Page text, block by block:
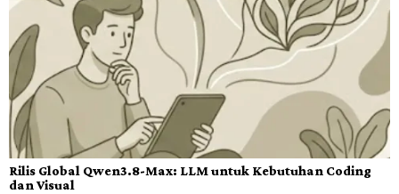
Rilis Global Qwen3.8-Max: LLM untuk Kebutuhan Coding
dan Visual